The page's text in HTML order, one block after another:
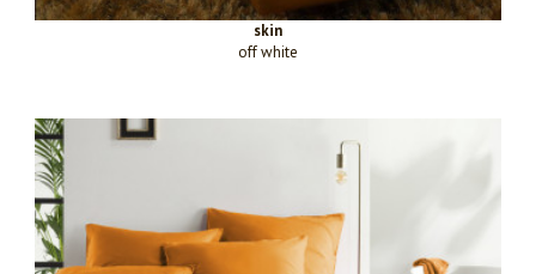
skin
off white